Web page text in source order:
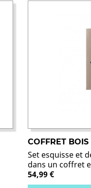
COFFRET
Set esquisse et
dans un coffret
54,99 €